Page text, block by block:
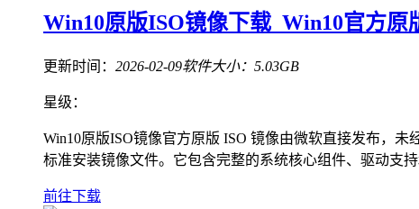
Win10原版ISO镜像下载_Win10官方原
更新时间： 2026-02-09软件大小： 5.03GB
星级：
Win10原版ISO镜像官方原版 ISO 镜像由微软直接发布，
标准安装镜像文件。它包含完整的系统核心组件、驱动支
前往下载